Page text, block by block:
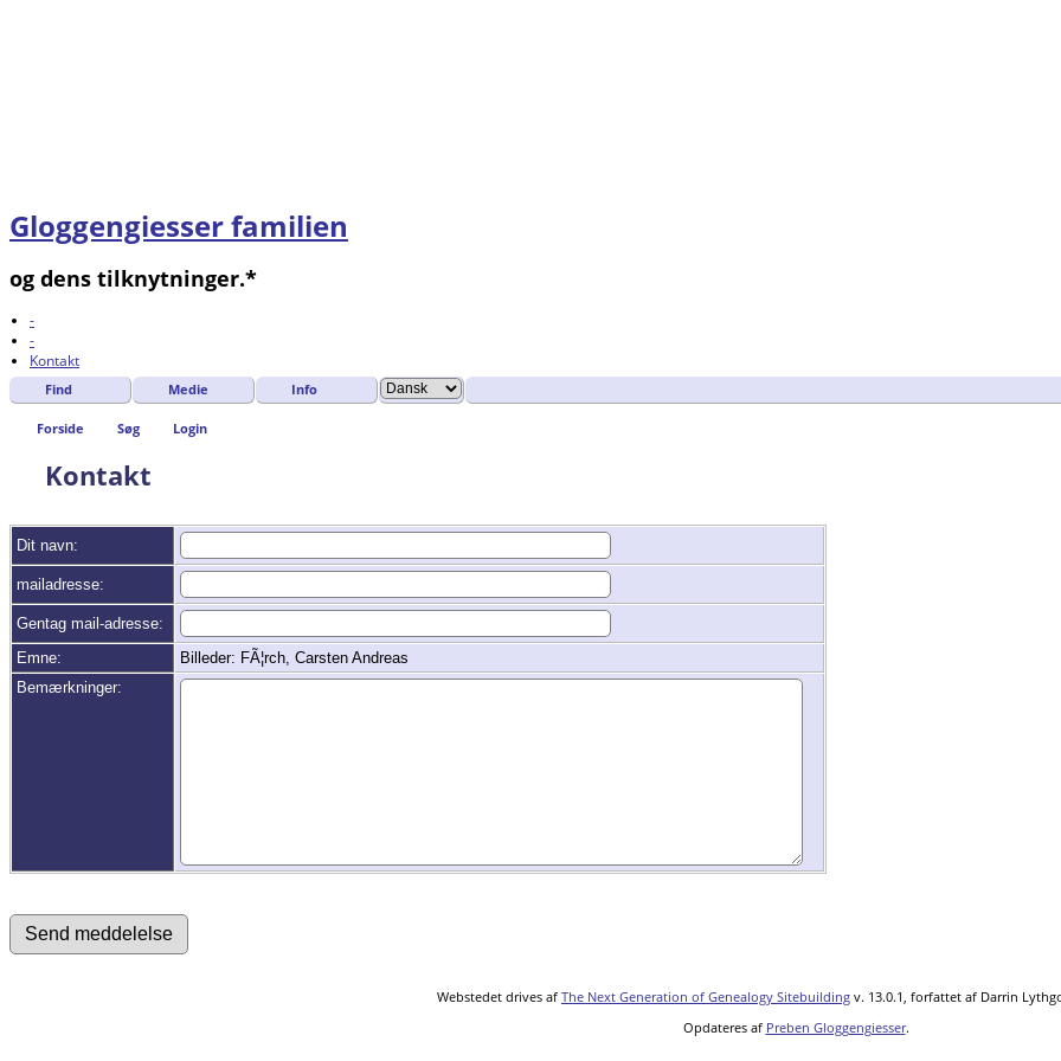
Gloggengiesser familien
og dens tilknytninger.*
-
-
Kontakt
Find Medie Info
Forside Søg Login
Kontakt
Dit navn:
mailadresse:
Gentag mail-adresse:
Emne:
Billeder: FÃ¦rch, Carsten Andreas
Bemærkninger:
Webstedet drives af The Next Generation of Genealogy Sitebuilding v. 13.0.1, forfattet af Darrin
Opdateres af Preben Gloggengiesser.